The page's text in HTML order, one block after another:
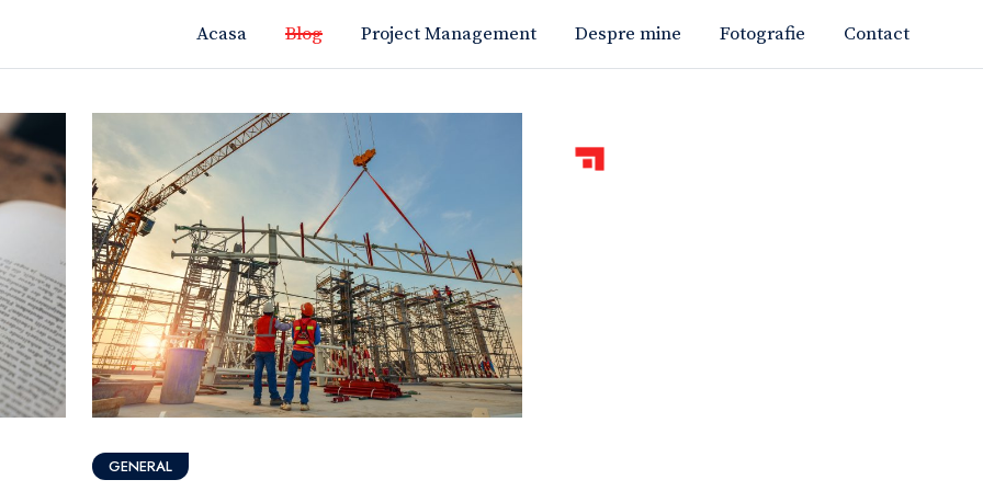
Acasa Blog Project Management Despre mine Fotografie Contact
GENERAL